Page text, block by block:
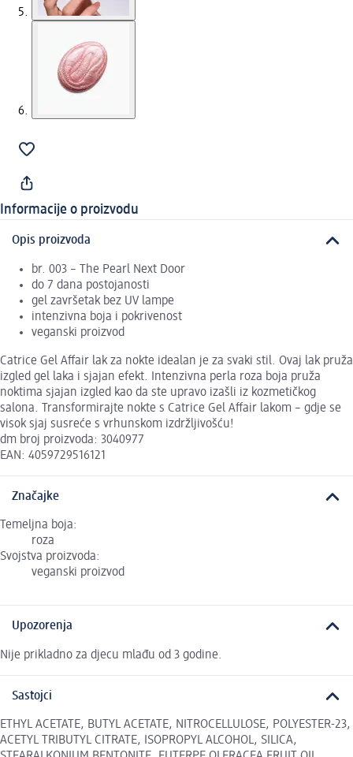
Informacije o proizvodu
Opis proizvoda
br. 003 – The Pearl Next Door
do 7 dana postojanosti
gel završetak bez UV lampe
intenzivna boja i pokrivenost
veganski proizvod
Catrice Gel Affair lak za nokte idealan je za svaki stil. Ovaj lak pruža
izgled gel laka i sjajan efekt. Intenzivna perla roza boja pruža
noktima sjajan izgled kao da ste upravo izašli iz kozmetičkog
salona. Transformirajte nokte s Catrice Gel Affair lakom – gdje se
visok sjaj susreće s vrhunskom izdržljivošću!
dm broj proizvoda: 3040977
EAN: 4059729516121
Značajke
Temeljna boja:
roza
Svojstva proizvoda:
veganski proizvod
Upozorenja
Nije prikladno za djecu mlađu od 3 godine.
Sastojci
ETHYL ACETATE, BUTYL ACETATE, NITROCELLULOSE, POLYESTER-23,
ACETYL TRIBUTYL CITRATE, ISOPROPYL ALCOHOL, SILICA,